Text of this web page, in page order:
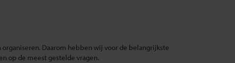
Daarom hebben wij voor de belangrijkste
op de meest gestelde vragen.